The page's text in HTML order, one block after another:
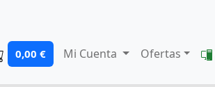
0,00 € Mi Cuenta Ofertas